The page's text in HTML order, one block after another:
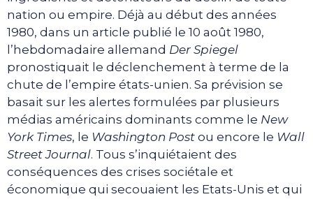
nation ou empire. Déjà au début des années
1980, dans un article publié le 10 août 1980,
l’hebdomadaire allemand Der Spiegel
pronostiquait le déclenchement à terme de la
chute de l’empire états-unien. Sa prévision se
basait sur les alertes formulées par plusieurs
médias américains dominants comme le New
York Times, le Washington Post ou encore le Wall
Street Journal. Tous s’inquiétaient des
conséquences des crises sociétale et
économique qui secouaient les Etats-Unis et qui